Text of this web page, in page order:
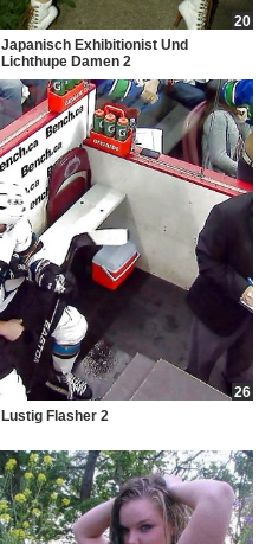
20
Japanisch Exhibitionist Und
Lichthupe Damen 2
26
Lustig Flasher 2